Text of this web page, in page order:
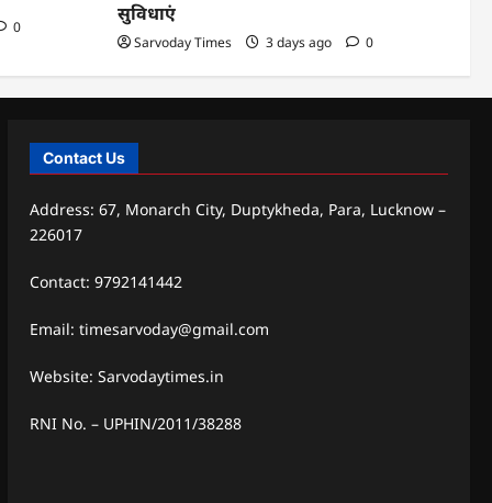
0
सुविधाएं
Sarvoday Times 3 days ago 0
Contact Us
Address: 67, Monarch City, Duptykheda, Para, Lucknow –
226017
Contact: 9792141442
Email: timesarvoday@gmail.com
Website: Sarvodaytimes.in
RNI No. – UPHIN/2011/38288